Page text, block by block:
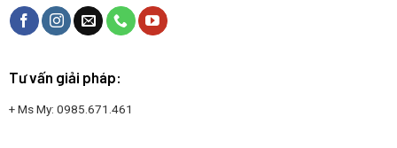
Tư vấn giải pháp:
+ Ms My: 0985.671.461